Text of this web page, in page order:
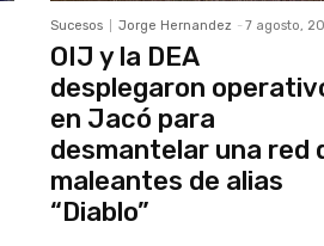
Sucesos Jorge Hernandez - 7 agosto,
OIJ y la DEA
desplegaron
en Jacó para
desmantelar una red
maleantes de alias
“Diablo”